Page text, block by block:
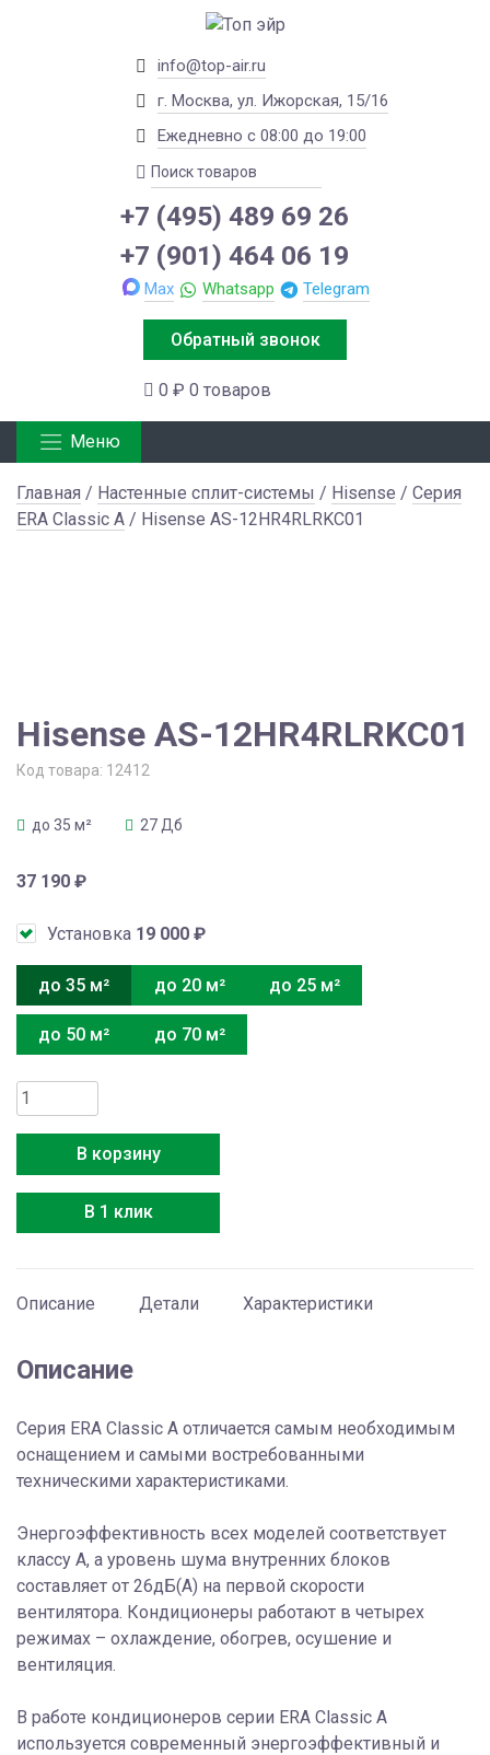
info@top-air.ru
г. Москва, ул. Ижорская, 15/16
Ежедневно с 08:00 до 19:00
+7 (495) 489 69 26
+7 (901) 464 06 19
Max Whatsapp Telegram
Обратный звонок
0 ₽ 0 товаров
Меню
Главная / Настенные сплит-системы / Hisense / Серия
ERA Classic A / Hisense AS-12HR4RLRKC01
Hisense AS-12HR4RLRKC01
Код товара: 12412
до 35 м² 27 Дб
37 190 ₽
Установка 19 000 ₽
до 35 м² до 20 м² до 25 м²
до 50 м² до 70 м²
Количество
товара
Hisense
AS-
12HR4RLRKC01
В корзину
В 1 клик
Описание Детали Характеристики
Описание
Серия ERA Classic A отличается самым необходимым
оснащением и самыми востребованными
техническими характеристиками.
Энергоэффективность всех моделей соответствует
классу А, а уровень шума внутренних блоков
составляет от 26дБ(А) на первой скорости
вентилятора. Кондиционеры работают в четырех
режимах – охлаждение, обогрев, осушение и
вентиляция.
В работе кондиционеров серии ERA Classic A
используется современный энергоэффективный и